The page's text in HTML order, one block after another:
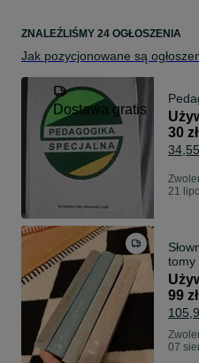
ZNALEŹLIŚMY 24 OGŁOSZENIA
Jak pozycjonowane są
Dostawa gratis
30 zł
21
tomy
99 zł
07